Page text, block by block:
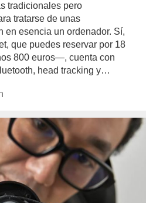
tradicionales pero
tratarse de unas
en esencia un ordenador. Sí,
que puedes reservar por 18
800 euros—, cuenta con
head tracking y…
author/redaccion/